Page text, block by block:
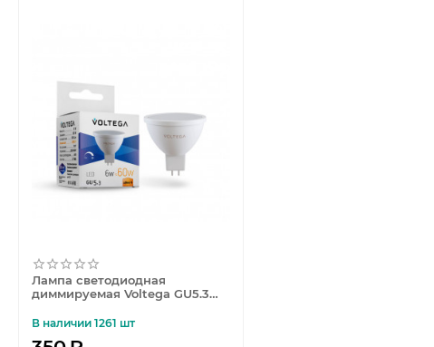
Лампа светодиодная
диммируемая Voltega GU5.3
S1GU5.3warm6W-D 7170
В наличии 1261 шт